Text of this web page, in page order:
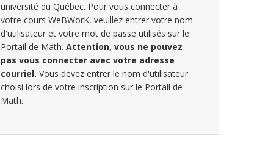
université du Québec. Pour vous connecter à
votre cours WeBWorK, veuillez entrer votre nom
d'utilisateur et votre mot de passe utilisés sur le
Portail de Math. Attention, vous ne pouvez
pas vous connecter avec votre adresse
courriel. Vous devez entrer le nom d'utilisateur
choisi lors de votre inscription sur le Portail de
Math.